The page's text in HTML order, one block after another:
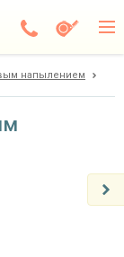
Балашиха
напылением